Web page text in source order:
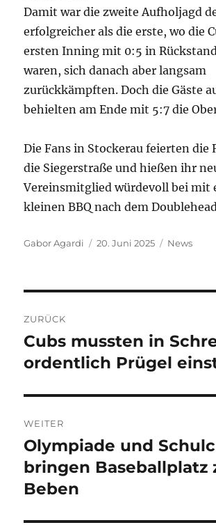
Damit war die zweite Aufholjagd
erfolgreicher als die erste, wo die
ersten Inning mit 0:5 in
waren, sich danach aber langsam
zurückkämpften. Doch die Gäste
behielten am Ende mit 5:7 die
Die Fans in Stockerau feierten die
die Siegerstraße und hießen ihr
Vereinsmitglied würdevoll bei mit
kleinen BBQ nach dem
Autor
Gabor Agardi
Veröffentlicht
20. Juni 2025 Kategorien
News
ZURÜCK
Vorheriger
Beitrag:
Cubs mussten in
ordentlich Prügel
WEITER
Nächster
Beitrag:
Olympiade und
bringen Baseballplatz
Beben